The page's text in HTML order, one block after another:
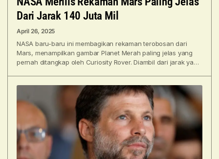
Dari Jarak 140 Juta Mil
April 26, 2025
NASA baru-baru ini membagikan rekaman terobosan dari
Mars, menampilkan gambar Planet Merah paling jelas yang
pernah ditangkap oleh Curiosity Rover. Diambil dari jarak yang